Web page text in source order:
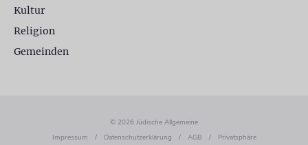
Kultur
Religion
Gemeinden
© 2026 Jüdische Allgemeine
Impressum
/ Datenschutzerklärung / AGB / Privatsphäre